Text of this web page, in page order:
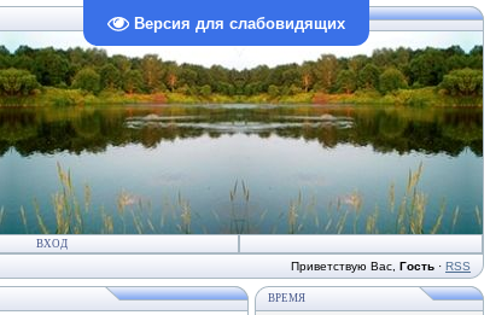
Версия для слабовидящих
ВХОД
Приветствую Вас Гость · RSS
ВРЕМЯ